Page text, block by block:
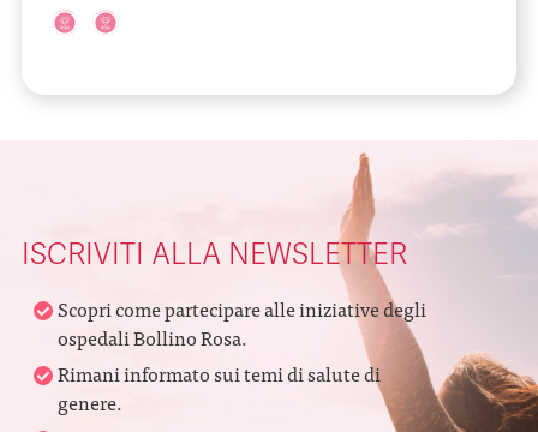
ISCRIVITI ALLA NEWSLETTER
Scopri come partecipare alle iniziative degli
ospedali Bollino Rosa.
Rimani informato sui temi di salute di
genere.